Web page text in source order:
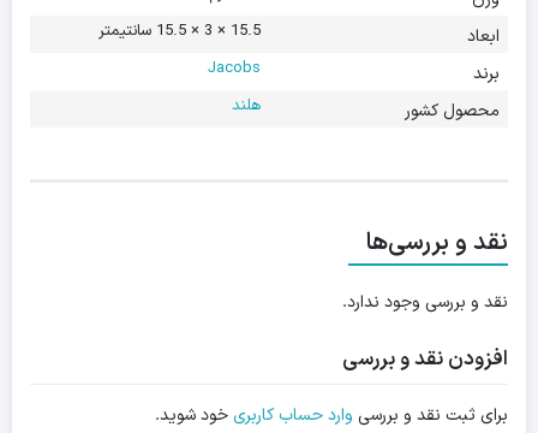
ابعاد 15.5 × 3 × 15.5 سانتیمتر
برند Jacobs
محصول کشور هلند
نقد و بررسی‌ها
نقد و بررسی وجود ندارد.
افزودن نقد و بررسی
برای ثبت نقد و بررسی وارد حساب کاربریخود شوید.